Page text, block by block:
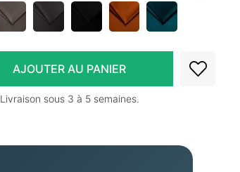
Livraison sous 3 à 5 semaines.